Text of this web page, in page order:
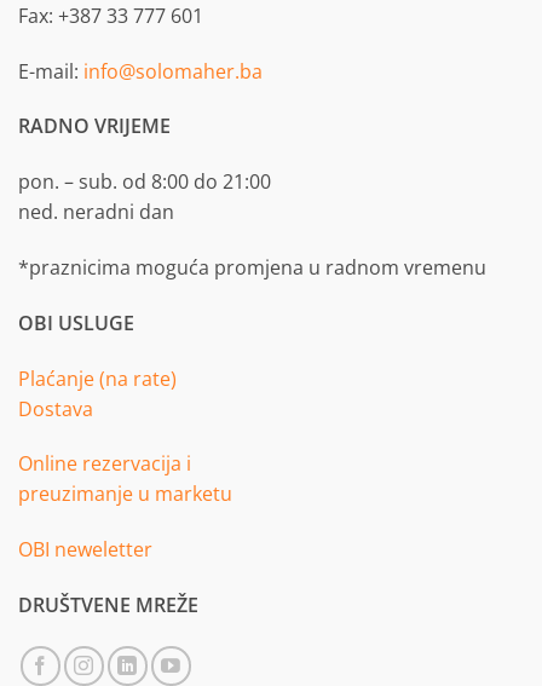
Fax: +387 33 777 601
E-mail: info@solomaher.ba
RADNO VRIJEME
pon. – sub. od 8:00 do 21:00
ned. neradni dan
*praznicima moguća promjena u radnom vremenu
OBI USLUGE
Plaćanje (na rate)
Dostava
Online rezervacija i
preuzimanje u marketu
OBI neweletter
DRUŠTVENE MREŽE